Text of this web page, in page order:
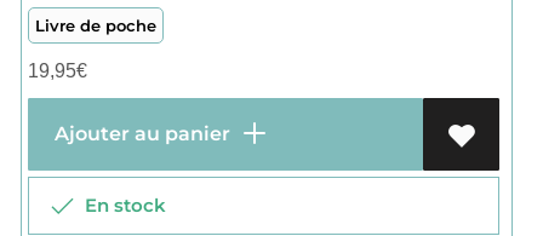
Livre de poche
19,95€
Ajouter au panier
En stock